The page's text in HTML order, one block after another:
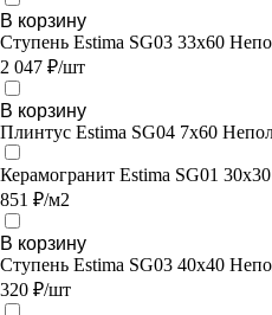
В корзину
Ступень Estima SG03 33x60
2 047 ₽/шт
В корзину
Плинтус Estima SG04 7x60
Керамогранит Estima SG01
851 ₽/м2
В корзину
Ступень Estima SG03 40x40
320 ₽/шт